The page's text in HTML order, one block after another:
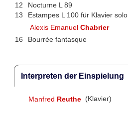
12 Nocturne L 89
13
Estampes L 100 für Klavier solo
Alexis EmanuelChabrier
16
Bourrée fantasque
Interpreten der Einspielung
Manfred Reuthe (Klavier)